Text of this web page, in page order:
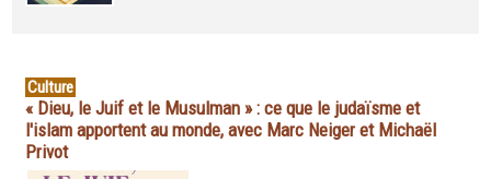
Culture
« Dieu, le Juif et le Musulman » : ce que le judaïsme et
l'islam apportent au monde, avec Marc Neiger et Michaël
Privot